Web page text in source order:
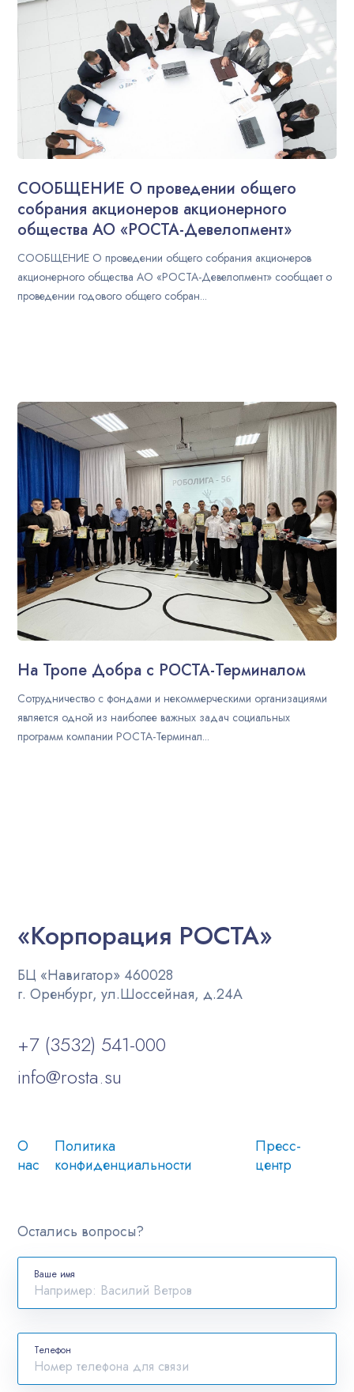
СООБЩЕНИЕ О проведении общего
собрания акционеров акционерного
общества АО «РОСТА-Девелопмент»
СООБЩЕНИЕ О проведении общего собрания акционеров
акционерного общества АО «РОСТА-Девелопмент» сообщает о
проведении годового общего собран...
На Тропе Добра с РОСТА-Терминалом
Сотрудничество с фондами и некоммерческими организациями
является одной из наиболее важных задач социальных
программ компании РОСТА-Терминал...
«Корпорация РОСТА»
БЦ «Навигатор» 460028
г. Оренбург, ул.Шоссейная, д.24А
+7 (3532) 541-000
info@rosta.su
О
нас
Политика
конфиденциальности
Пресс-
центр
Остались вопросы?
Ваше имя
Телефон